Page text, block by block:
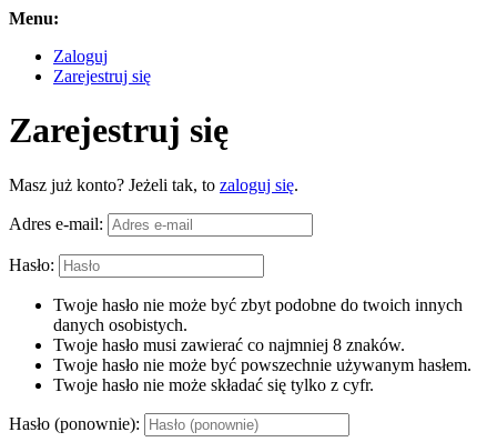
Menu:
Zaloguj
Zarejestruj się
Zarejestruj się
Masz już konto? Jeżeli tak, to zaloguj się.
Adres e-mail:
Hasło:
Twoje hasło nie może być zbyt podobne do twoich innych
danych osobistych.
Twoje hasło musi zawierać co najmniej 8 znaków.
Twoje hasło nie może być powszechnie używanym hasłem.
Twoje hasło nie może składać się tylko z cyfr.
Hasło (ponownie):